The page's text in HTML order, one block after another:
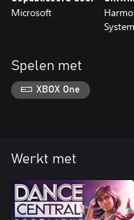
Microsoft
Spelen met
XBOX One
Werkt met